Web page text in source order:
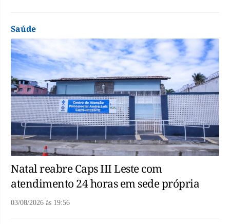
Saúde
Natal reabre Caps III Leste com
atendimento 24 horas em sede própria
03/08/2026 às 19:56